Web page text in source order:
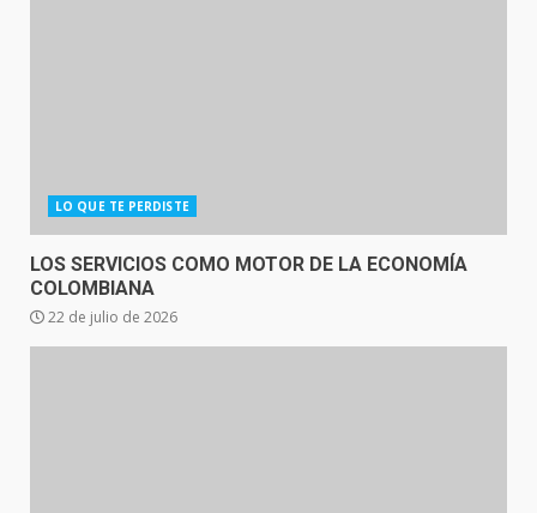
LO QUE TE PERDISTE
LOS SERVICIOS COMO MOTOR DE LA ECONOMÍA
COLOMBIANA
22 de julio de 2026